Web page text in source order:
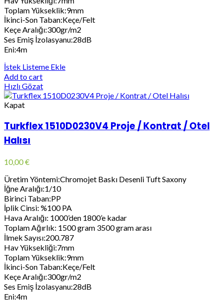
Toplam Yükseklik:9mm
İkinci-Son Taban:Keçe/Felt
Keçe Aralığı:300gr/m2
Ses Emiş İzolasyanu:28dB
Eni:4m
İstek Listeme Ekle
Add to cart
Hızlı Gözat
Kapat
Turkflex 1510D0230V4 Proje / Kontrat / Otel
Halısı
10,00€
Üretim Yöntemi:Chromojet Baskı Desenli Tuft Saxony
İğne Aralığı:1/10
Birinci Taban:PP
İplik Cinsi: %100 PA
Hava Aralığı: 1000’den 1800’e kadar
Toplam Ağırlık: 1500 gram 3500 gram arası
İlmek Sayısı:200.787
Hav Yüksekliği:7mm
Toplam Yükseklik:9mm
İkinci-Son Taban:Keçe/Felt
Keçe Aralığı:300gr/m2
Ses Emiş İzolasyanu:28dB
Eni:4m